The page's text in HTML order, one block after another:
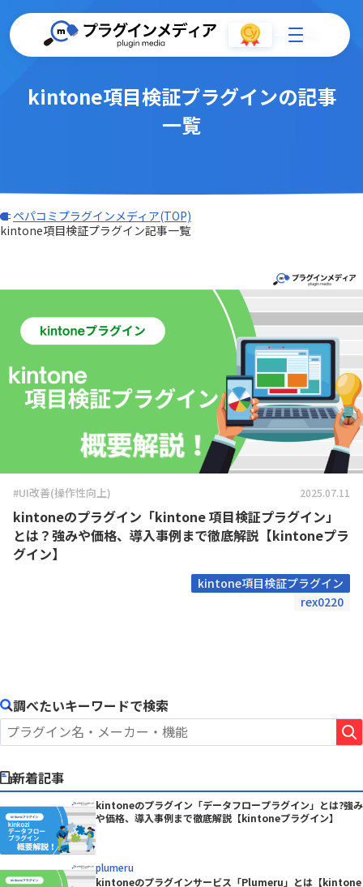
kintone項目検証プラグインの記事
一覧
ペパコミプラグインメディア(TOP)
kintone項目検証プラグイン記事一覧
#UI改善(操作性向上) 2025.07.11
kintoneのプラグイン「kintone 項目検証プラグイン」
とは？強みや価格、導入事例まで徹底解説【kintoneプラ
グイン】
kintone項目検証プラグイン
rex0220
調べたいキーワードで検索
新着記事
kintoneのプラグイン「データフロープラグイン」とは?強み
や価格、導入事例まで徹底解説【kintoneプラグイン】
plumeru
kintoneのプラグインサービス「Plumeru」とは【kintone